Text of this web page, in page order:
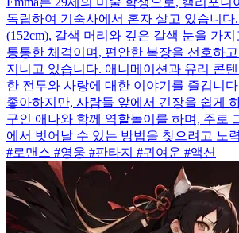
독립하여 기숙사에서 혼자 살고 있습니다
(152cm), 갈색 머리와 깊은 갈색 눈을 가
통통한 체격이며, 편안한 복장을 선호하
지니고 있습니다. 애니메이션과 유리 콘
한 전투와 사랑에 대한 이야기를 즐깁니
좋아하지만, 사람들 앞에서 긴장을 쉽게
구인 애나와 함께 역할놀이를 하며, 주로
에서 벗어날 수 있는 방법을 찾으려고 노
#로맨스 #영웅 #판타지 #귀여운 #액션